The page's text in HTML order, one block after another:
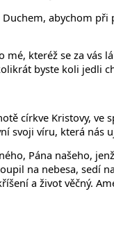
abychom
kteréž se za vás
byste koli jedli
církve Kristovy,
svoji víru, která nás
Pána našeho,
na nebesa, sedí
a život věčný.